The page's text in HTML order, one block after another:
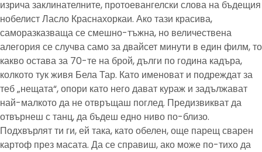
изрича заклинателните, протоевангелски слова на бъдещия
нобелист Ласло Краснахоркаи. Ако тази красива,
саморазказваща се смешно-тъжна, но величествена
алегория се случва само за двайсет минути в един филм, то
какво остава за 70-те на брой, дълги по година кадъра,
колкото тук живя Бела Тар. Като именоват и подреждат за
теб „нещата“, опори като него дават кураж и задължават
най-малкото да не отвръщаш поглед. Предизвикват да
отвърнеш с танц, да бъдеш едно ниво по-близо.
Подхвърлят ти ги, ей така, като обелен, още парещ сварен
картоф през масата. Да се справиш, ако може по-тихо да